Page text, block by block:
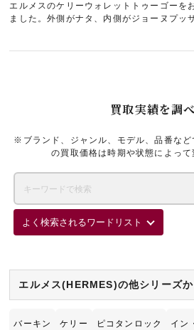
買取実績を調
※ブランド、ジャンル、モデル、品番など
の買取価格は時期や状態によって
よく検索されるワードリスト
エルメス(HERMES)の他シリーズ
バーキン ケリー ピコタンロック イン
エルメスのケリーウォレットトゥーゴーを
ました。外側がナタ、内側がジョーヌプッ
探しの方が多いお品物を未使用の状態でお